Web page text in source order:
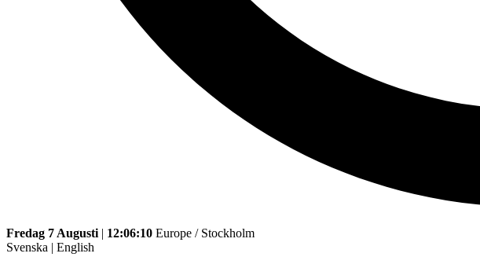
Fredag 7 Augusti | 12:06:10 Europe / Stockholm
Svenska | English